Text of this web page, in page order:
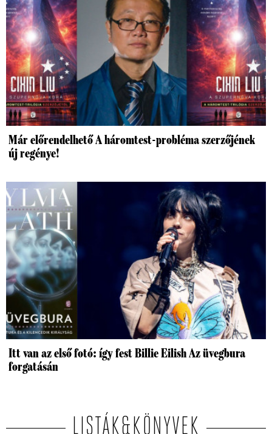
Már előrendelhető A háromtest-probléma szerzőjének
új regénye!
Itt van az első fotó: így fest Billie Eilish Az üvegbura
forgatásán
LISTÁK&KÖNYVEK